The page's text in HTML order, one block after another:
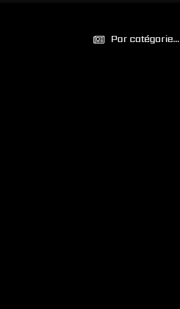
Par catégorie...